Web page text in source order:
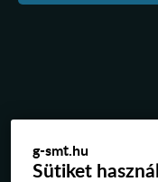
g-smt.hu
Sütiket